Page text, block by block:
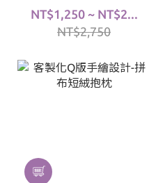
NT$1,250 ~ NT$2...
NT$2,750